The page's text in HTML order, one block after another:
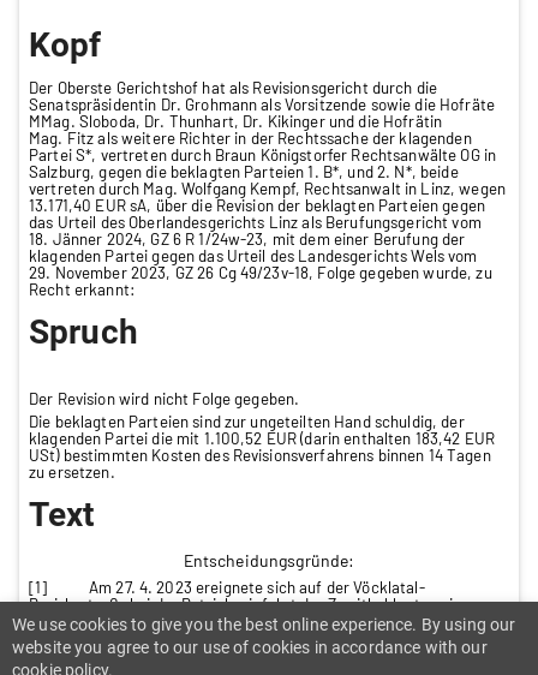
Kopf
Der Oberste Gerichtshof hat als Revisionsgericht durch die
Senatspräsidentin Dr. Grohmann als Vorsitzende sowie die Hofräte
MMag. Sloboda, Dr. Thunhart, Dr. Kikinger und die Hofrätin
Mag. Fitz als weitere Richter in der Rechtssache der klagenden
Partei S*, vertreten durch Braun Königstorfer Rechtsanwälte OG in
Salzburg, gegen die beklagten Parteien 1. B*, und 2. N*, beide
vertreten durch Mag. Wolfgang Kempf, Rechtsanwalt in Linz, wegen
13.171,40 EUR sA, über die Revision der beklagten Parteien gegen
das Urteil des Oberlandesgerichts Linz als Berufungsgericht vom
18. Jänner 2024, GZ 6 R 1/24w-23, mit dem einer Berufung der
klagenden Partei gegen das Urteil des Landesgerichts Wels vom
29. November 2023, GZ 26 Cg 49/23v-18, Folge gegeben wurde, zu
Recht erkannt:
Spruch
Der Revision wird nicht Folge gegeben.
Die beklagten Parteien sind zur ungeteilten Hand schuldig, der
klagenden Partei die mit 1.100,52 EUR (darin enthalten 183,42 EUR
USt) bestimmten Kosten des Revisionsverfahrens binnen 14 Tagen
zu ersetzen.
Text
Entscheidungsgründe:
[1] Am 27. 4. 2023 ereignete sich auf der Vöcklatal-
Bezirksstraße bei der Betriebseinfahrt der Zweitbeklagten ein
Verkehrsunfall, an demder Kläger als Lenker seines PKW und der
Erstbeklagte als Lenker eines von der Zweitbeklagten gehaltenen,
nicht zum Verkehr zugelassenen Staplers beteiligt waren.
We use cookies to give you the best online experience. By using our
website you agree to our use of cookies in accordance with our
cookie policy.